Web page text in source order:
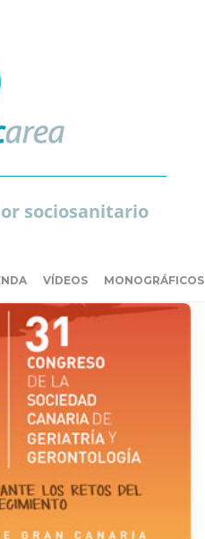
sociosanitario
VÍDEOS MONOGRÁFICOS